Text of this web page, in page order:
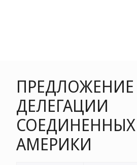
ПРЕДЛОЖЕНИЕ
ДЕЛЕГАЦИИ
АМЕРИКИ